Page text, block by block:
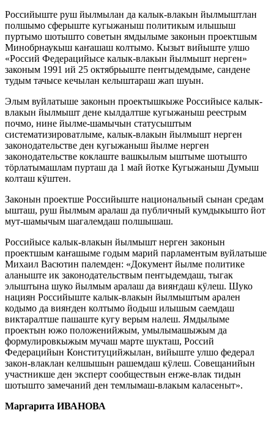
Российыште руш йылмылан да калык-влакын йылмыштлан
полшымо сферыште кугыжаныш политикым илышыш
пуртымо шотышто советын ямдылыме законын проектшым
Минобрнаукыш каҥашаш колтымо. Кызыт вийыште улшо
«Россий Федерацийысе калык-влакын йылмышт нерген»
законым 1991 ий 25 октябрьыште пеҥгыдемдыме, сандене
тудым тачысе кечылан келыштараш жап шуын.
Элым вуйлатыше законын проектышкыже Российысе калык-
влакын йылмышт дене кылдалтше кугыжаныш реестрым
почмо, нине йылме-шамычын статусыштым
систематизироватлыме, калык-влакын йылмышт нерген
законодательстве ден кугыжаныш йылме нерген
законодательстве коклаште вашкылым ыштыме шотышто
тӧрлатымашлам пурташ да 1 май йотке Кугыжаныш Думыш
колташ кӱштен.
Законын проектше Российыште национальный сынан средам
ышташ, руш йылмым аралаш да публичный кумдыкышто йот
мут-шамычым шагалемдаш полшышаш.
Российысе калык-влакын йылмышт нерген законын
проектшым каҥашыме годым марий парламентым вуйлатыше
Михаил Васютин палемден: «Документ йылме политике
аланыште ик законодательствым пеҥгыдемдаш, тыгак
элыштына шуко йылмым аралаш да вияҥдаш кӱлеш. Шуко
нациян Российыште калык-влакын йылмыштым арален
кодымо да вияҥден колтымо йодыш илышым саемдаш
виктаралтше пашаште кугу верым налеш. Ямдылыме
проектын южо положенийжым, умылымашыжым да
формулировкыжым мучаш марте шукташ, Россий
Федерацийын Конституцийжылан, вийыште улшо федерал
закон-влаклан келшышын рашемдаш кӱлеш. Совещанийын
участникше ден эксперт сообществын еҥже-влак тидын
шотышто замечаний ден темлымаш-влакым каласеныт».
Маргарита ИВАНОВА